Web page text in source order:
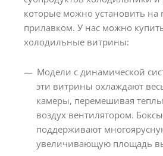
которые можно установить на
прилавком. У нас можно
холодильные витрины:
Модели с динамической
эти витрины охлаждают
камеры, перемешивая
воздух вентилятором. Боксы
поддерживают
увеличивающую площадь